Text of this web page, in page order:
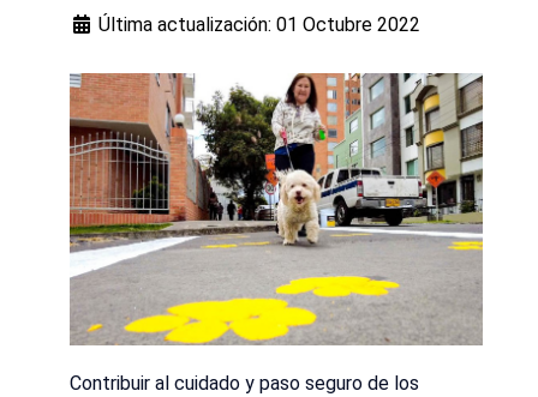
Última actualización: 01 Octubre 2022
Contribuir al cuidado y paso seguro de los